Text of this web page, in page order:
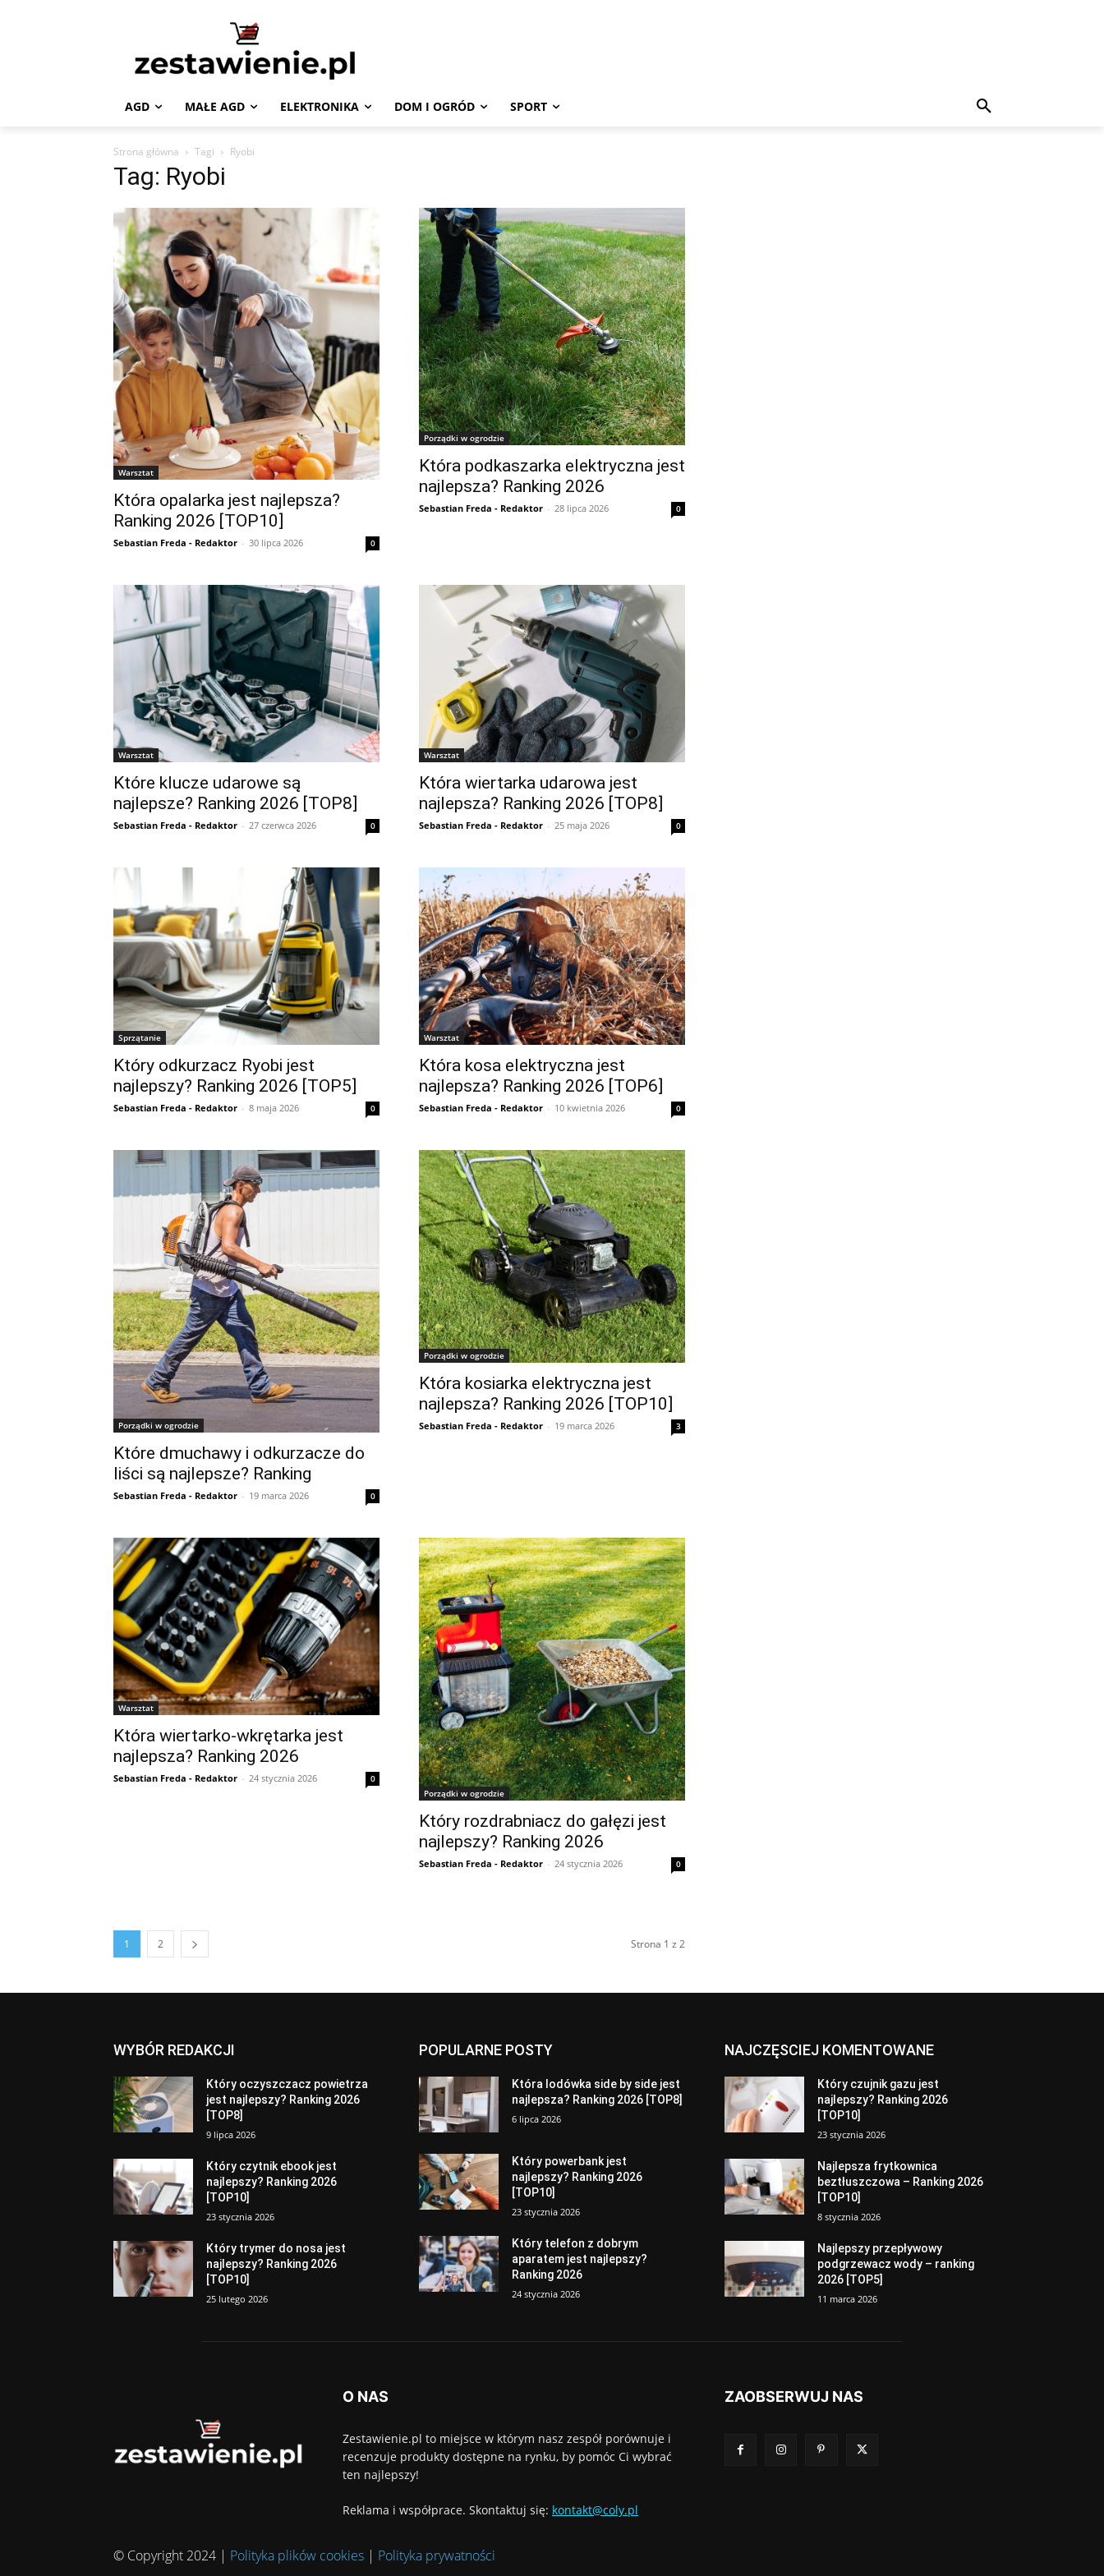
AGD MAŁE AGD ELEKTRONIKA DOM I OGRÓD SPORT
Strona główna Tagi Ryobi
Tag: Ryobi
Warsztat
Która opalarka jest najlepsza?
Ranking 2026 [TOP10]
Sebastian Freda - Redaktor - 30 lipca 2026 0
Porządki w ogrodzie
Która podkaszarka elektryczna jest
najlepsza? Ranking 2026
Sebastian Freda - Redaktor - 28 lipca 2026 0
Warsztat
Które klucze udarowe są
najlepsze? Ranking 2026 [TOP8]
Sebastian Freda - Redaktor - 27 czerwca 2026 0
Warsztat
Która wiertarka udarowa jest
najlepsza? Ranking 2026 [TOP8]
Sebastian Freda - Redaktor - 25 maja 2026 0
Sprzątanie
Który odkurzacz Ryobi jest
najlepszy? Ranking 2026 [TOP5]
Sebastian Freda - Redaktor - 8 maja 2026 0
Warsztat
Która kosa elektryczna jest
najlepsza? Ranking 2026 [TOP6]
Sebastian Freda - Redaktor - 10 kwietnia 2026 0
Porządki w ogrodzie
Które dmuchawy i odkurzacze do
liści są najlepsze? Ranking
Sebastian Freda - Redaktor - 19 marca 2026 0
Porządki w ogrodzie
Która kosiarka elektryczna jest
najlepsza? Ranking 2026 [TOP10]
Sebastian Freda - Redaktor - 19 marca 2026 3
Warsztat
Która wiertarko-wkrętarka jest
najlepsza? Ranking 2026
Sebastian Freda - Redaktor - 24 stycznia 2026
0
Porządki w ogrodzie
Który rozdrabniacz do gałęzi jest
najlepszy? Ranking 2026
Sebastian Freda - Redaktor - 24 stycznia 2026 0
1 2 Strona 1 z 2
WYBÓR REDAKCJI
Który oczyszczacz powietrza
jest najlepszy? Ranking 2026
[TOP8]
9 lipca 2026
Który czytnik ebook jest
najlepszy? Ranking 2026
[TOP10]
23 stycznia 2026
Który trymer do nosa jest
najlepszy? Ranking 2026
[TOP10]
25 lutego 2026
POPULARNE POSTY
Która lodówka side by side jest
najlepsza? Ranking 2026 [TOP8]
6 lipca 2026
Który powerbank jest
najlepszy? Ranking 2026
[TOP10]
23 stycznia 2026
Który telefon z dobrym
aparatem jest najlepszy?
Ranking 2026
24 stycznia 2026
NAJCZĘSCIEJ KOMENTOWANE
Który czujnik gazu jest
najlepszy? Ranking 2026
[TOP10]
23 stycznia 2026
Najlepsza frytkownica
beztłuszczowa – Ranking 2026
[TOP10]
8 stycznia 2026
Najlepszy przepływowy
podgrzewacz wody – ranking
2026 [TOP5]
11 marca 2026
O NAS
Zestawienie.pl to miejsce w którym nasz zespół porównuje i
recenzuje produkty dostępne na rynku, by pomóc Ci wybrać
ten najlepszy!
Reklama i współprace. Skontaktuj się: kontakt@coly.pl
ZAOBSERWUJ NAS
© Copyright 2024 | Polityka plików cookies | Polityka prywatności